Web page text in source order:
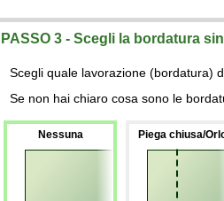
PASSO 3 - Scegli la bordatura
Scegli quale lavorazione (bordatura)
Se non hai chiaro cosa sono le
Nessuna Piega chiusa/